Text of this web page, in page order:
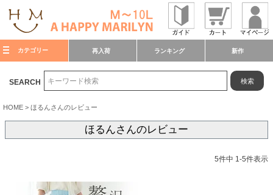
カテゴリー 再入荷 ランキング 新作
SEARCH 検索
HOME ほるんさんのレビュー
ほるんさんのレビュー
5件中 1-5件表示